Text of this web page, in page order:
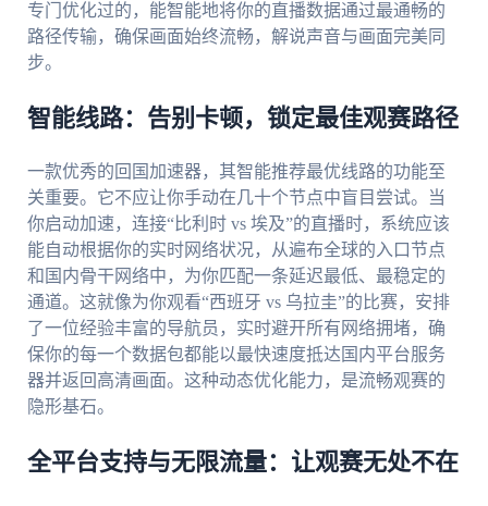
专门优化过的，能智能地将你的直播数据通过最通畅的
路径传输，确保画面始终流畅，解说声音与画面完美同
步。
智能线路：告别卡顿，锁定最佳观赛路径
一款优秀的回国加速器，其智能推荐最优线路的功能至
关重要。它不应让你手动在几十个节点中盲目尝试。当
你启动加速，连接“比利时 vs 埃及”的直播时，系统应该
能自动根据你的实时网络状况，从遍布全球的入口节点
和国内骨干网络中，为你匹配一条延迟最低、最稳定的
通道。这就像为你观看“西班牙 vs 乌拉圭”的比赛，安排
了一位经验丰富的导航员，实时避开所有网络拥堵，确
保你的每一个数据包都能以最快速度抵达国内平台服务
器并返回高清画面。这种动态优化能力，是流畅观赛的
隐形基石。
全平台支持与无限流量：让观赛无处不在